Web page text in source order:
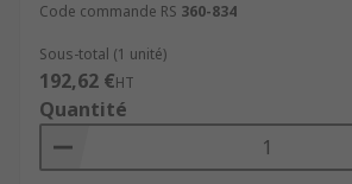
Code commande RS 360-834
Sous-total (1 unité)
192,62 €HT
Quantité